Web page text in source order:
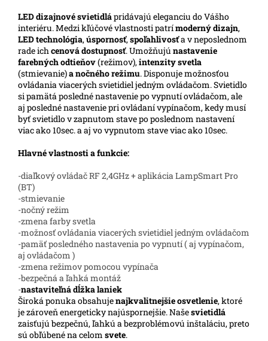
LEDdizajnové svietidlápridávajú eleganciu do Vášho
interiéru. Medzi kľúčové vlastnosti patrímoderný dizajn,
LED technológia,úspornosť,spoľahlivosťa v neposlednom
rade ichcenová dostupnosť. Umožňujú nastavenie
farebných odtieňov(režimov),intenzity svetla
(stmievanie)a nočného režimu. Disponuje možnosťou
ovládania viacerých svietidiel jedným ovládačom. Svietidlo
si pamätá posledné nastavenie po vypnutí ovládačom, ale
aj posledné nastavenie pri ovládaní vypínačom, kedy musí
byť svietidlo v zapnutom stave po poslednom nastavení
viac ako 10sec. a aj vo vypnutom stave viac ako 10sec.
Hlavné vlastnosti a funkcie:
-diaľkový ovládač RF 2,4GHz + aplikácia LampSmart Pro
(BT)
-stmievanie
-nočný režim
-zmena farby svetla
-možnosť ovládania viacerých svietidiel jedným ovládačom
-pamäť posledného nastavenia po vypnutí ( aj vypínačom,
aj ovládačom )
-zmena režimov pomocou vypínača
-bezpečná a ľahká montáž
-nastaviteľná dĺžka laniek
Široká ponuka obsahujenajkvalitnejšie osvetlenie, ktoré
je zároveň energeticky najúspornejšie. Našesvietidlá
zaisťujú bezpečnú, ľahkú a bezproblémovú inštaláciu, preto
sú obľúbené na celom svete.